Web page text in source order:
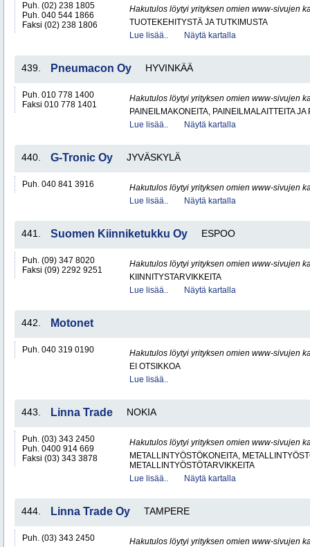
Puh. (02) 238 1805
Puh. 040 544 1866
Faksi (02) 238 1806
Hakutulos löytyi yrityksen omien www-sivujen
TUOTEKEHITYSTÄ JA TUTKIMUSTA
Lue lisää..
Näytä kartalla
439. Pneumacon Oy HYVINKÄÄ
Puh. 010 778 1400
Faksi 010 778 1401
Hakutulos löytyi yrityksen omien www-sivujen
PAINEILMAKONEITA, PAINEILMALAITTEITA
Lue lisää..
Näytä kartalla
440. G-Tronic Oy JYVÄSKYLÄ
Puh. 040 841 3916
Hakutulos löytyi yrityksen omien www-sivujen
Lue lisää..
Näytä kartalla
441. Suomen Kiinniketukku Oy ESPOO
Puh. (09) 347 8020
Faksi (09) 2292 9251
Hakutulos löytyi yrityksen omien www-sivujen
KIINNITYSTARVIKKEITA
Lue lisää..
Näytä kartalla
442. Motonet
Puh. 040 319 0190
Hakutulos löytyi yrityksen omien www-sivujen
EI OTSIKKOA
Lue lisää..
443. Linna Trade NOKIA
Puh. (03) 343 2450
Puh. 0400 914 669
Faksi (03) 343 3878
Hakutulos löytyi yrityksen omien www-sivujen
METALLINTYÖSTÖKONEITA,
METALLINTYÖSTÖTARVIKKEITA
Lue lisää..
Näytä kartalla
444. Linna Trade Oy TAMPERE
Puh. (03) 343 2450
Hakutulos löytyi yrityksen omien www-sivujen